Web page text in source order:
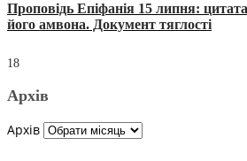
Проповідь Епіфанія 15 липня:
його амвона. Документ тяглості
18
Архів
Архів